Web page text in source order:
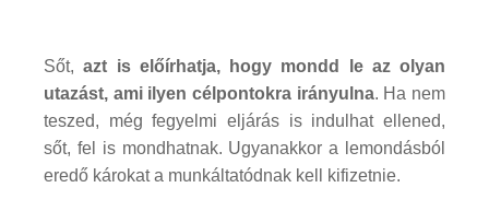
Sőt,azt is előírhatja, hogy mondd le az olyan
utazást, ami ilyen célpontokra irányulna. Ha nem
teszed, még fegyelmi eljárás is indulhat ellened,
sőt, fel is mondhatnak. Ugyanakkor a lemondásból
eredő károkat a munkáltatódnak kell kifizetnie.